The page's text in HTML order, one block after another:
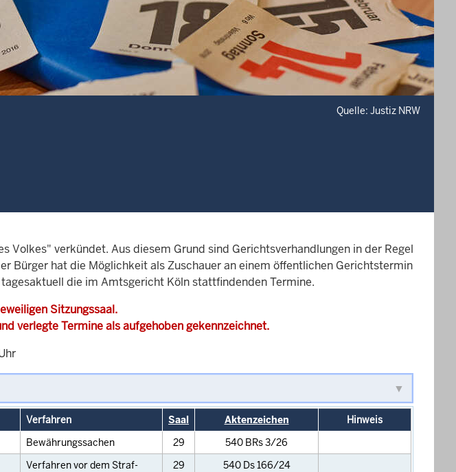
Quelle: Justiz NRW
Volkes" verkündet. Aus diesem Grund sind Gerichtsverhandlungen in der Regel
Bürger hat die Möglichkeit als Zuschauer an einem öffentlichen Gerichtstermin
die im Amtsgericht Köln stattfindenden Termine.
Sitzungssaal.
verlegte Termine als aufgehoben gekennzeichnet.
Verfahren Saal Aktenzeichen
Hinweis
Bewährungssachen 29
540 BRs 3/26
Verfahren vor dem Straf-
29 540 Ds 166/24